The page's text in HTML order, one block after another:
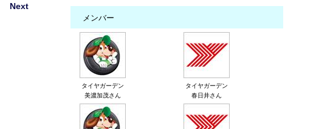
Next
メンバー
タイヤガーデン
美濃加茂さん
タイヤガーデン
春日井さん